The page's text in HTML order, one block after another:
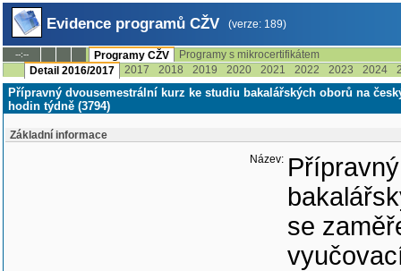
Evidence programů CŽV (verze: 189)
--:-- Programy CŽV
Programy s mikrocertifikátem
Detail 2016/2017
2017 2018 2019 2020 2021 2022 2023 2024
Přípravný dvousemestrální kurz ke studiu bakalářských oborů na
hodin týdně (3794)
Základní informace
Název:
se